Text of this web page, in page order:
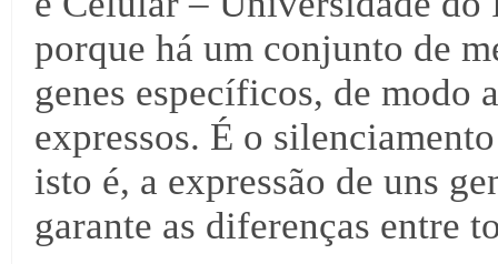
porque há um conjunto de
genes específicos, de modo
expressos. É o
isto é, a expressão de uns
garante as diferenças entre